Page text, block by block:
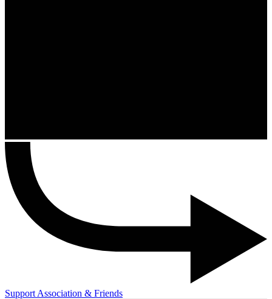
Support Association & Friends